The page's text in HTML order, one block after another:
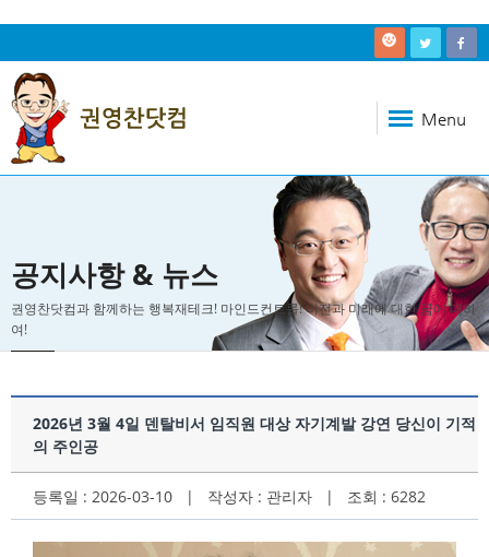
Menu
공지사항 & 뉴스
권영찬닷컴과 함께하는 행복재테크! 마인드컨트롤! 비전과 미래에 대한 꿈에 대하
여!
2026년 3월 4일 덴탈비서 임직원 대상 자기계발 강연 당신이 기적
의 주인공
등록일 : 2026-03-10 | 작성자 : 관리자 | 조회 : 6282